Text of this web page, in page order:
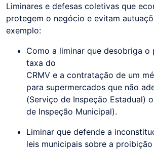
Liminares e defesas coletivas que
protegem o negócio e evitam
exemplo:
Como a liminar que desobriga o
taxa do
CRMV e a contratação de um
para supermercados que não
(Serviço de Inspeção Estadual)
de Inspeção Municipal).
Liminar que defende a
leis municipais sobre a